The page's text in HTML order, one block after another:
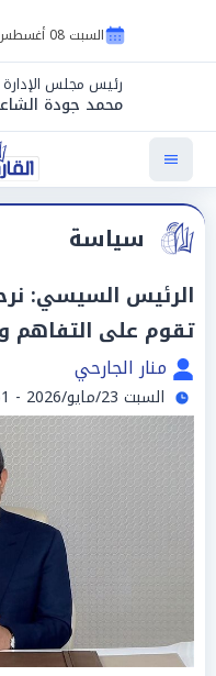
السبت 08 أغسطس 2026
رئيس مجلس الإدارة
محمد جودة
سياسة
الرئيس السيسي:
تقوم على التفاهم
منار الجارحي
السبت 23/مايو/2026 - 06:51 م